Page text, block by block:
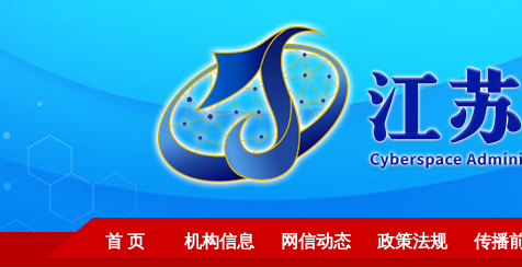
首 页 机构信息 网信动态 政策法规 传播